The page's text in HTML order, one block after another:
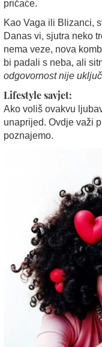
pričaće.
Kao Vaga ili Blizanci,
Danas vi, sjutra neko
nema veze, nova
bi padali s neba, ali
odgovornost nije
Lifestyle savjet:
Ako voliš ovakvu
unaprijed. Ovdje važi
poznajemo.